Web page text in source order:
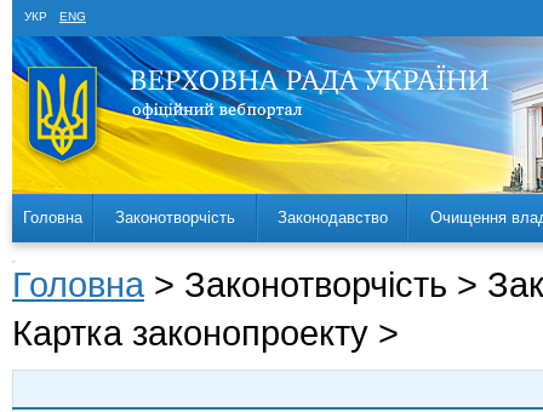
УКР ENG
Головна Законотворчість Законодавство Очищення
Головна > Законотворчість >
Картка законопроекту >